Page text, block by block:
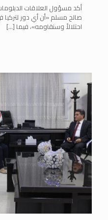
أكد مسؤول العلاقات
صالح مسلم «أن أي دور لتركيا
احتلالاً وسنقاومه»، فيما […]